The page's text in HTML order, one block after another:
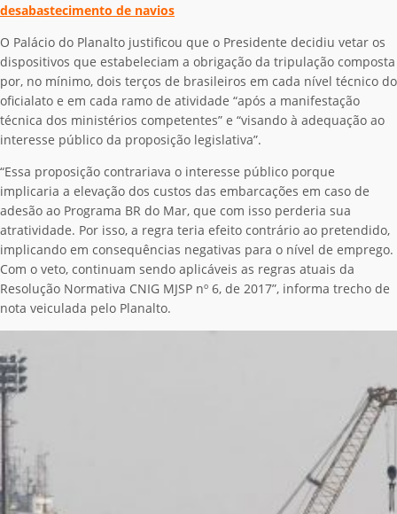
desabastecimento de navios
O Palácio do Planalto justificou que o Presidente decidiu vetar os
dispositivos que estabeleciam a obrigação da tripulação composta
por, no mínimo, dois terços de brasileiros em cada nível técnico do
oficialato e em cada ramo de atividade “após a manifestação
técnica dos ministérios competentes” e “visando à adequação ao
interesse público da proposição legislativa”.
“Essa proposição contrariava o interesse público porque
implicaria a elevação dos custos das embarcações em caso de
adesão ao Programa BR do Mar, que com isso perderia sua
atratividade. Por isso, a regra teria efeito contrário ao pretendido,
implicando em consequências negativas para o nível de emprego.
Com o veto, continuam sendo aplicáveis as regras atuais da
Resolução Normativa CNIG MJSP nº 6, de 2017”, informa trecho de
nota veiculada pelo Planalto.